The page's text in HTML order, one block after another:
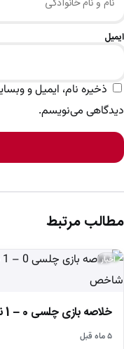
ایمیل
ذخیره نام، ایمیل و
دیدگاهی می‌نویسم.
مطالب مرتبط
اخبار
خلاصه بازی چلسی 0 – 1 نیوکسل (لیگ برتر انگلیس)
۵ ماه قبل